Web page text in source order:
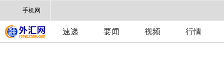
手机网
速递 要闻 视频 行情